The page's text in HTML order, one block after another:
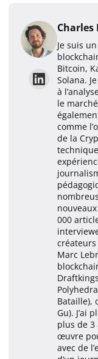
Charles
Je suis
Bitcoin,
Solana.
à
le
comme
de la
000
Marc
Bataille),
Gu). J’ai
plus de
œuvre
avec de